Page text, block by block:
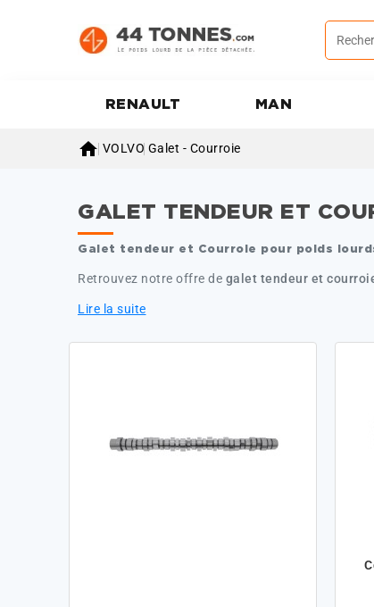
RENAULT MAN
 VOLVO Galet - Courroie
GALET TENDEUR ET
Galet tendeur et Courroie pour poids
Retrouvez notre offre de galet tendeur et
Lire la suite